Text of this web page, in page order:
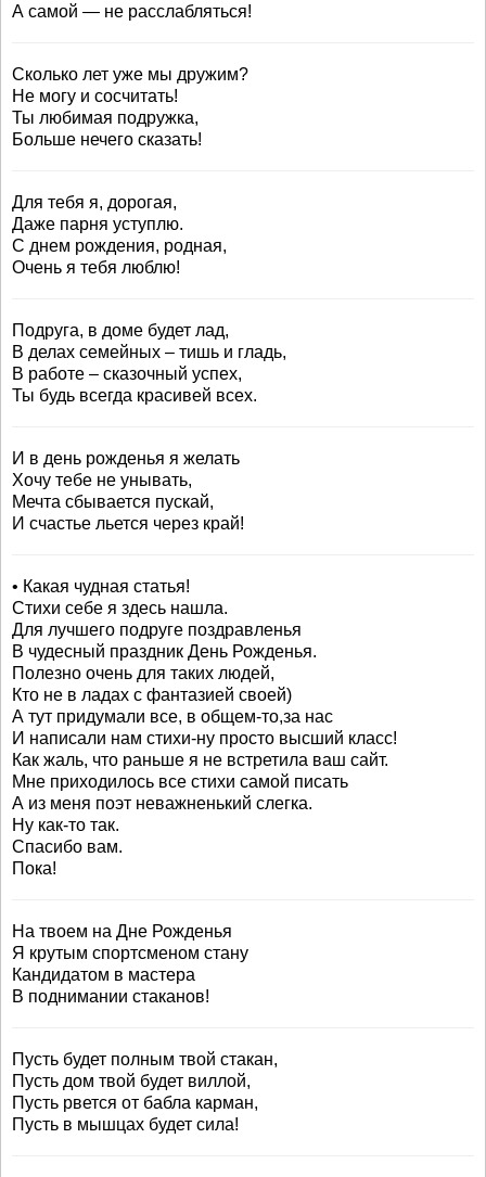
А самой — не расслабляться!
Сколько лет уже мы дружим?
Не могу и сосчитать!
Ты любимая подружка,
Больше нечего сказать!
Для тебя я, дорогая,
Даже парня уступлю.
С днем рождения, родная,
Очень я тебя люблю!
Подруга, в доме будет лад,
В делах семейных – тишь и гладь,
В работе – сказочный успех,
Ты будь всегда красивей всех.
И в день рожденья я желать
Хочу тебе не унывать,
Мечта сбывается пускай,
И счастье льется через край!
• Какая чудная статья!
Стихи себе я здесь нашла.
Для лучшего подруге поздравленья
В чудесный праздник День Рожденья.
Полезно очень для таких людей,
Кто не в ладах с фантазией своей)
А тут придумали все, в общем-то,за нас
И написали нам стихи-ну просто высший класс!
Как жаль, что раньше я не встретила ваш сайт.
Мне приходилось все стихи самой писать
А из меня поэт неважненький слегка.
Ну как-то так.
Спасибо вам.
Пока!
На твоем на Дне Рожденья
Я крутым спортсменом стану
Кандидатом в мастера
В поднимании стаканов!
Пусть будет полным твой стакан,
Пусть дом твой будет виллой,
Пусть рвется от бабла карман,
Пусть в мышцах будет сила!